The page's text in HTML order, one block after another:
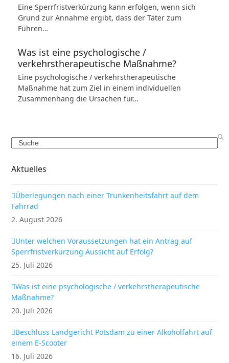
Eine Sperrfristverkürzung kann erfolgen, wenn sich
Grund zur Annahme ergibt, dass der Täter zum
Führen…
Was ist eine psychologische /
verkehrstherapeutische Maßnahme?
Eine psychologische / verkehrstherapeutische
Maßnahme hat zum Ziel in einem individuellen
Zusammenhang die Ursachen für…
Search
Aktuelles
Überlegungen nach einer Trunkenheitsfahrt auf dem
Fahrrad
2. August 2026
Unter welchen Voraussetzungen hat ein Antrag auf
Sperrfristverkürzung Aussicht auf Erfolg?
25. Juli 2026
Was ist eine psychologische / verkehrstherapeutische
Maßnahme?
20. Juli 2026
Beschluss Landgericht Potsdam zu einer Alkoholfahrt auf
einem E-Scooter
16. Juli 2026